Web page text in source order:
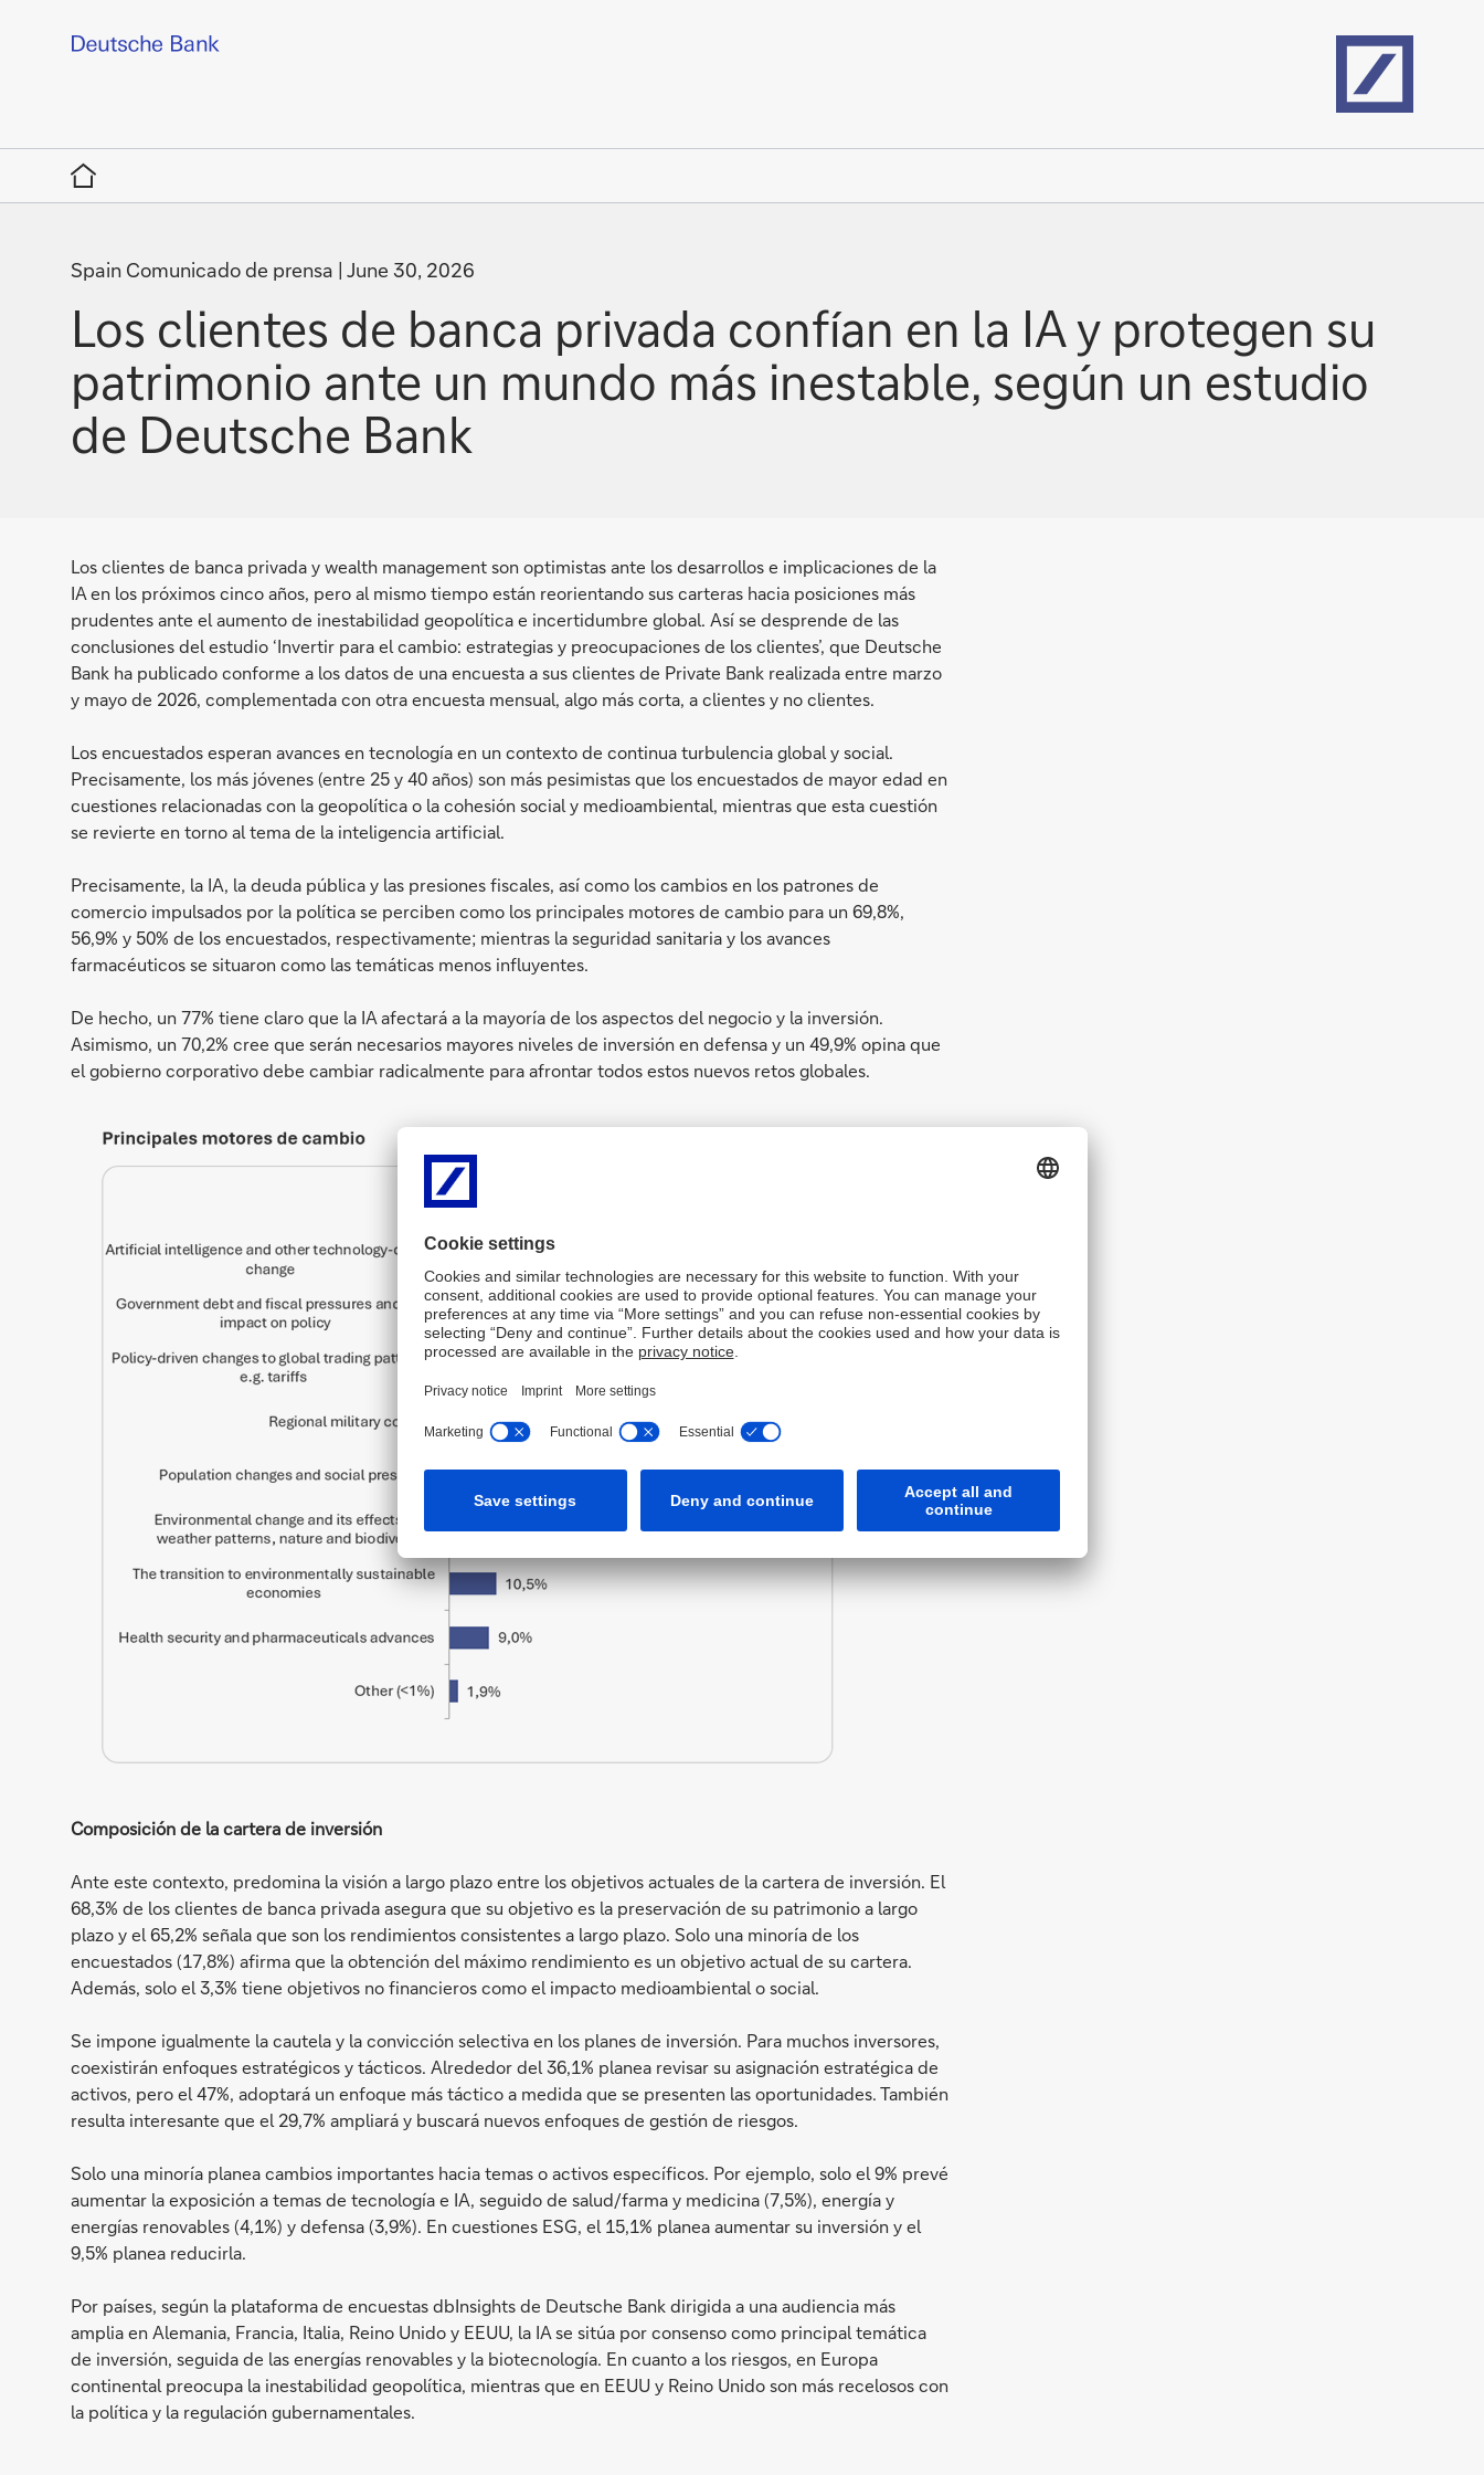
Home
Spain Comunicado de prensa June 30, 2026
Los clientes de banca privada confían en la IA y protegen su
patrimonio ante un mundo más inestable, según un estudio
de Deutsche Bank
Los clientes de banca privada y wealth management son optimistas ante los desarrollos e implicaciones de la
IA en los próximos cinco años, pero al mismo tiempo están reorientando sus carteras hacia posiciones más
prudentes ante el aumento de inestabilidad geopolítica e incertidumbre global. Así se desprende de las
conclusiones del estudio ‘Invertir para el cambio: estrategias y preocupaciones de los clientes’, que Deutsche
Bank ha publicado conforme a los datos de una encuesta a sus clientes de Private Bank realizada entre marzo
y mayo de 2026, complementada con otra encuesta mensual, algo más corta, a clientes y no clientes.
Los encuestados esperan avances en tecnología en un contexto de continua turbulencia global y social.
Precisamente, los más jóvenes (entre 25 y 40 años) son más pesimistas que los encuestados de mayor edad en
cuestiones relacionadas con la geopolítica o la cohesión social y medioambiental, mientras que esta cuestión
se revierte en torno al tema de la inteligencia artificial.
Precisamente, la IA, la deuda pública y las presiones fiscales, así como los cambios en los patrones de
comercio impulsados por la política se perciben como los principales motores de cambio para un 69,8%,
56,9% y 50% de los encuestados, respectivamente; mientras la seguridad sanitaria y los avances
farmacéuticos se situaron como las temáticas menos influyentes.
De hecho, un 77% tiene claro que la IA afectará a la mayoría de los aspectos del negocio y la inversión.
Asimismo, un 70,2% cree que serán necesarios mayores niveles de inversión en defensa y un 49,9% opina que
el gobierno corporativo debe cambiar radicalmente para afrontar todos estos nuevos retos globales.
Composición de la cartera de inversión
Ante este contexto, predomina la visión a largo plazo entre los objetivos actuales de la cartera de inversión. El
68,3% de los clientes de banca privada asegura que su objetivo es la preservación de su patrimonio a largo
plazo y el 65,2% señala que son los rendimientos consistentes a largo plazo. Solo una minoría de los
encuestados (17,8%) afirma que la obtención del máximo rendimiento es un objetivo actual de su cartera.
Además, solo el 3,3% tiene objetivos no financieros como el impacto medioambiental o social.
Se impone igualmente la cautela y la convicción selectiva en los planes de inversión. Para muchos inversores,
coexistirán enfoques estratégicos y tácticos. Alrededor del 36,1% planea revisar su asignación estratégica de
activos, pero el 47%, adoptará un enfoque más táctico a medida que se presenten las oportunidades. También
resulta interesante que el 29,7% ampliará y buscará nuevos enfoques de gestión de riesgos.
Solo una minoría planea cambios importantes hacia temas o activos específicos. Por ejemplo, solo el 9% prevé
aumentar la exposición a temas de tecnología e IA, seguido de salud/farma y medicina (7,5%), energía y
energías renovables (4,1%) y defensa (3,9%). En cuestiones ESG, el 15,1% planea aumentar su inversión y el
9,5% planea reducirla.
Por países, según la plataforma de encuestas dbInsights de Deutsche Bank dirigida a una audiencia más
amplia en Alemania, Francia, Italia, Reino Unido y EEUU, la IA se sitúa por consenso como principal temática
de inversión, seguida de las energías renovables y la biotecnología. En cuanto a los riesgos, en Europa
continental preocupa la inestabilidad geopolítica, mientras que en EEUU y Reino Unido son más recelosos con
la política y la regulación gubernamentales.